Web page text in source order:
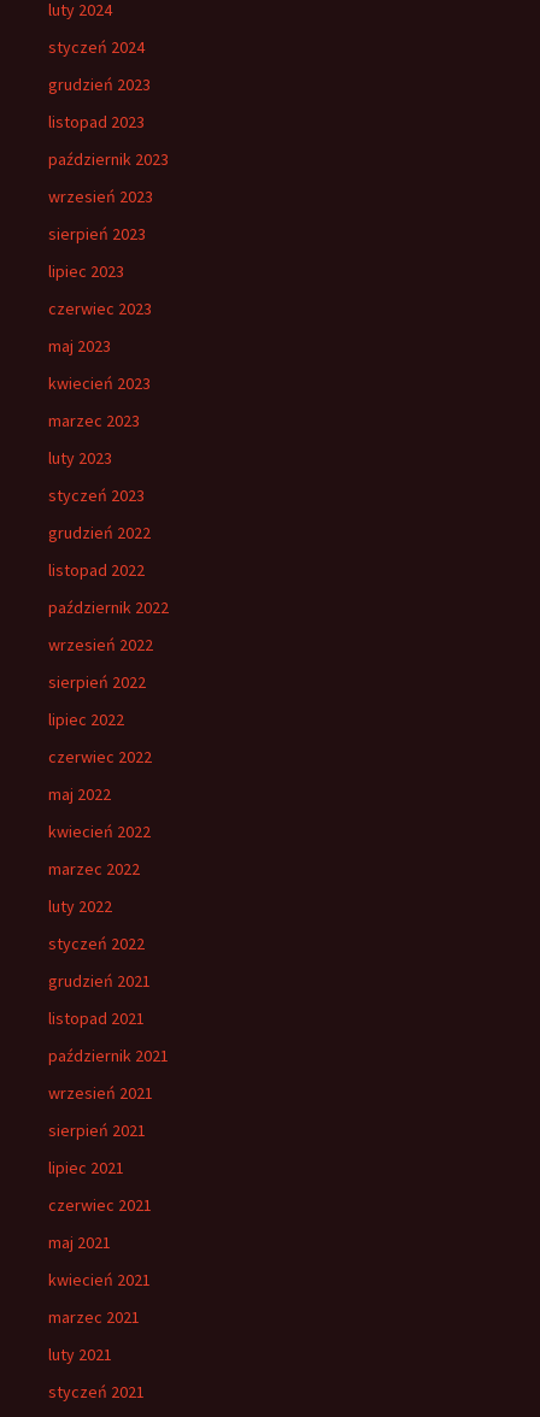
luty 2024
styczeń 2024
grudzień 2023
listopad 2023
październik 2023
wrzesień 2023
sierpień 2023
lipiec 2023
czerwiec 2023
maj 2023
kwiecień 2023
marzec 2023
luty 2023
styczeń 2023
grudzień 2022
listopad 2022
październik 2022
wrzesień 2022
sierpień 2022
lipiec 2022
czerwiec 2022
maj 2022
kwiecień 2022
marzec 2022
luty 2022
styczeń 2022
grudzień 2021
listopad 2021
październik 2021
wrzesień 2021
sierpień 2021
lipiec 2021
czerwiec 2021
maj 2021
kwiecień 2021
marzec 2021
luty 2021
styczeń 2021